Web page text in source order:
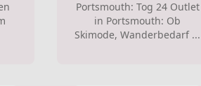
Portsmouth: Tog 24 Outlet
in Portsmouth: Ob
Skimode, Wanderbedarf ...